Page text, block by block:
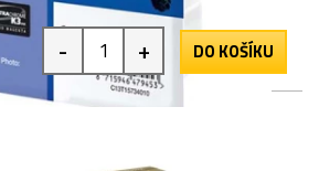
- + DO KOŠÍKU